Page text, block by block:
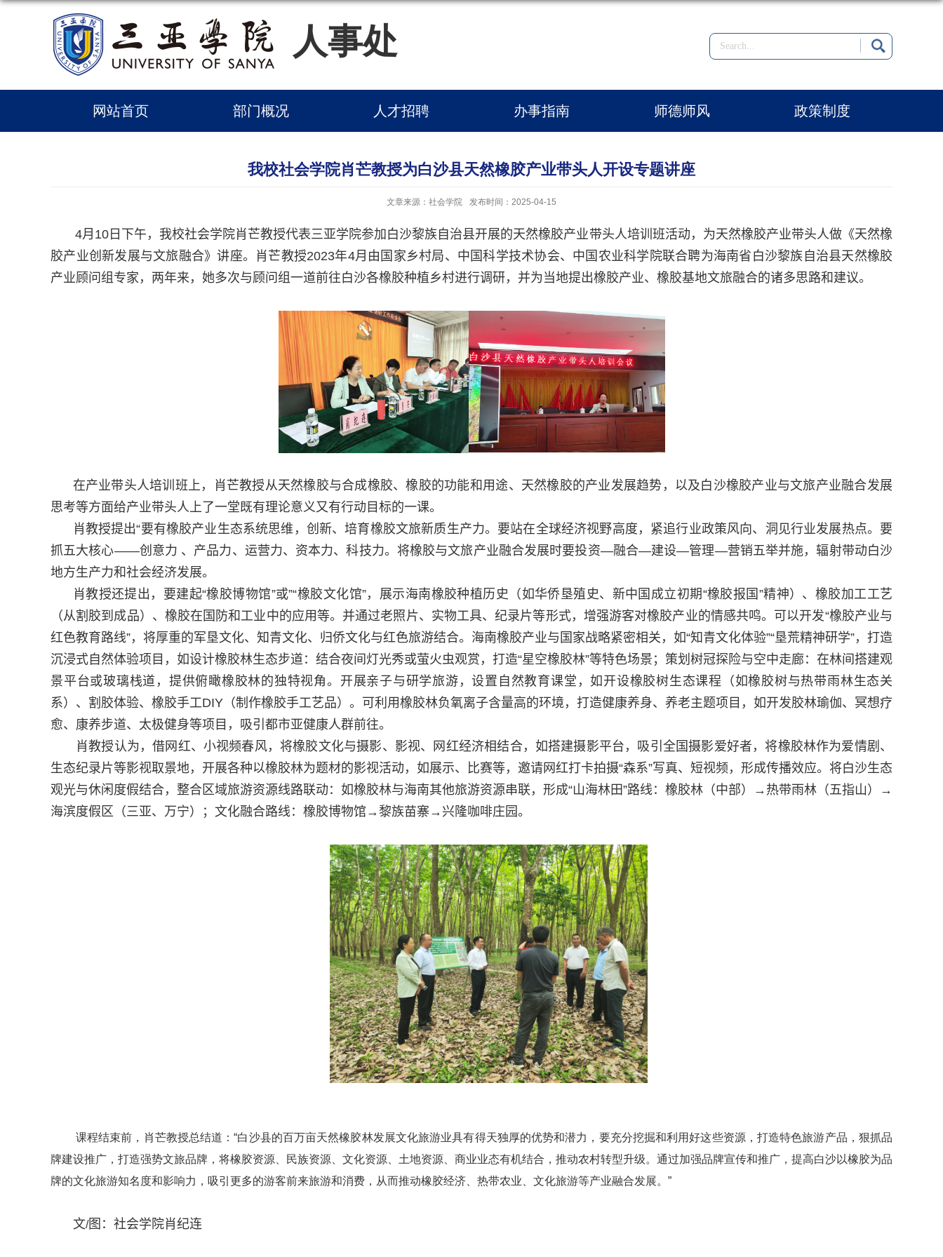
人事处
网站首页 部门概况 人才招聘 办事指南 师德师风 政策制度
我校社会学院肖芒教授为白沙县天然橡胶产业带头人开设专题讲座
文章来源：社会学院 发布时间：2025-04-15
4月 10日下午 ， 我校社会学院肖芒教授代表三亚学院参加白沙黎族自治县开展的天然橡胶产业带头人培训班活动，为天然橡胶产业带头人做《天然橡
胶产业创新发展与文旅融合》讲座。 肖芒教授2023年4月由国家乡村局、中国科学技术协会、中国农业科学院联合聘为海南省白沙黎族自治县天然橡胶
产业顾问组专家，两年来，她多次与顾问组一道前往白沙各橡胶种植乡村进行调研，并为当地提出橡胶产业、橡胶基地文旅融合的诸多思路和建议。
在产业带头人培训班上， 肖芒教授从天然橡胶与合成橡胶、橡胶的功能和用途、天然橡胶的产业发展趋势，以及白沙橡胶产业与文旅产业融合发展
思考等方面给产业带头人上了一堂既有理论意义又有行动目标的一课。
肖教授提出“要有橡胶产业生态系统思维，创新、培育橡胶文旅新质生产力。要站在全球经济视野高度，紧追行业政策风向、洞见行业发展热点。要
抓五大核心——创意力 、产品力、运营力、资本力、科技力。将橡胶与文旅产业融合发展时要投资—融合—建设—管理—营销五举并施，辐射带动白沙
地方生产力和社会经济发展。
肖教授还提出，要建起“橡胶博物馆”或”“橡胶文化馆”， 展示海南橡胶种植历史（如华侨垦殖史、 新中国成立初期“橡胶报国”精神）、橡胶加工工艺
（从割胶到成品）、橡胶在国防和工业中的应用等。 并通过老照片、实物工具、纪录片等形式，增强游客对橡胶产业的情感共鸣。 可以开发“橡胶产业与
红色教育路线”，将厚重的军垦文化、知青文化、归侨文化与红色旅游结合。海南橡胶产业与国家战略紧密相关，如“知青文化体验”“垦荒精神研学”，打造
沉浸式自然体验项目 ，如设计橡胶林生态步道 ： 结合夜间灯光秀或萤火虫观赏，打造“星空橡胶林”等特色场景 ；策划 树冠探险与空中走廊：在林间搭建观
景平台或玻璃栈道，提供俯瞰橡胶林的独特视角。 开展亲子与研学旅游 ，设置 自然教育课堂 ，如 开设橡胶树生态课程（如橡胶树与热带雨林生态关
系）、割胶体验、橡胶手工DIY （制作橡胶手工艺品）。 可 利用橡胶林负氧离子含量高的环境， 打造健康养身、养老主题项目，如开发胶林瑜伽、 冥想疗
愈、 康养步道、 太极健身等项目 ， 吸引都市亚健康人群前往。
肖教授认为，借网红、小视频春风，将橡胶文化与摄影、影视、 网红经济相结合，如搭建摄影平台，吸引全国摄影爱好者 ，将橡胶林作为爱情剧、
生态纪录片等影视取景地， 开展各种以橡胶林为题材的影视活动，如展示、比赛等， 邀请网红打卡拍摄“森系”写真、短视频，形成传播效应。 将白沙生态
观光与休闲 度假结合， 整合区域旅游资源线路联动： 如橡胶林与海南其他旅游资源串联，形成“山海林田”路线：橡胶林（中部）→热带雨林（五指山）→
海滨度假区（三亚、万宁）
； 文化融合路线：橡胶博物馆→黎族苗寨→兴隆咖啡庄园。
课程结束前，肖芒教授总结道：“白沙县的百万亩天然橡胶林发展文化旅游业具有得天独厚的优势和潜力，要充分挖掘和利用好这些资源，打造特色旅游产品，狠抓品
牌建设推广，打造强势文旅品牌，将橡胶资源、民族资源、文化资源、土地资源、商业业态有机结合，推动农村转型升级。通过加强品牌宣传和推广，提高白沙以橡胶为品
牌的文化旅游知名度和影响力，吸引更多的游客前来旅游和消费，从而推动橡胶经济、热带农业、文化旅游等产业融合发展。”
文/图：社会学院肖纪连